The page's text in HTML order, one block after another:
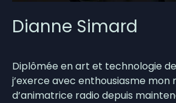
Dianne Simard
Diplômée en art et technologie
j’exerce avec enthousiasme mon
d’animatrice radio depuis